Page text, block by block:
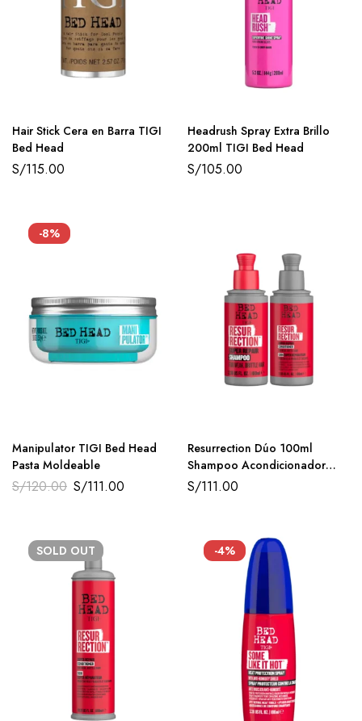
Hair Stick Cera en Barra TIGI
Bed Head
S/115.00
Headrush Spray Extra Brillo
200ml TIGI Bed Head
S/105.00
-8%
Manipulator TIGI Bed Head
Pasta Moldeable
S/120.00 S/111.00
Resurrection Dúo 100ml
Shampoo Acondicionador
Travel Size TIGI
S/111.00
SOLD OUT -4%